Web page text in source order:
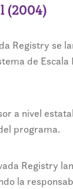
(2004)
Registry se
de
a nivel
programa.
Registry
la